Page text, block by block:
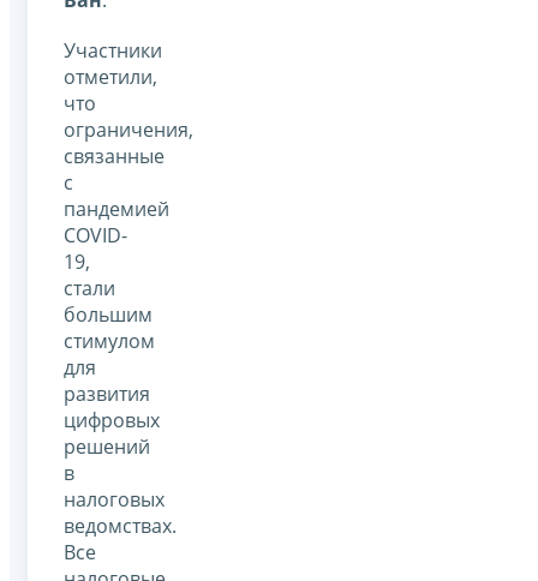
Участники
отметили,
что
ограничения,
связанные
с
пандемией
COVID-
19,
стали
большим
стимулом
для
развития
цифровых
решений
в
налоговых
ведомствах.
Все